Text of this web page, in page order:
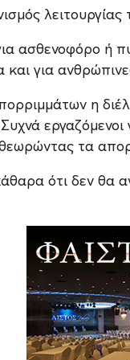
ασθενοφόρο
για
η
τα
ότι δεν θα